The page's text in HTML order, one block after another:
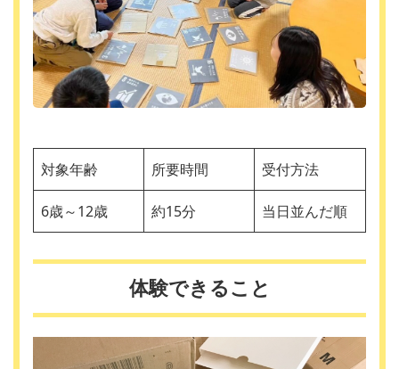
対象年齢 所要時間 受付方法
6歳～12歳 約15分 当日並んだ順
体験できること